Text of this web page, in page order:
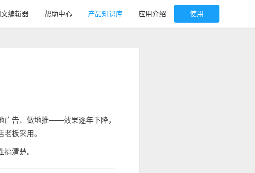
文编辑器 帮助中心 产品知识库 应用介绍 使用
广告、做地推——效果逐年下降，
板采用。
清楚。